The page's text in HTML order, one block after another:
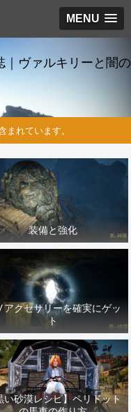
MENU
｜ヴァルキリーと闇の
まれています。
装備と強化
クセサリーを確実にゲッ
ト
い砂漠レシピ】ペリドット